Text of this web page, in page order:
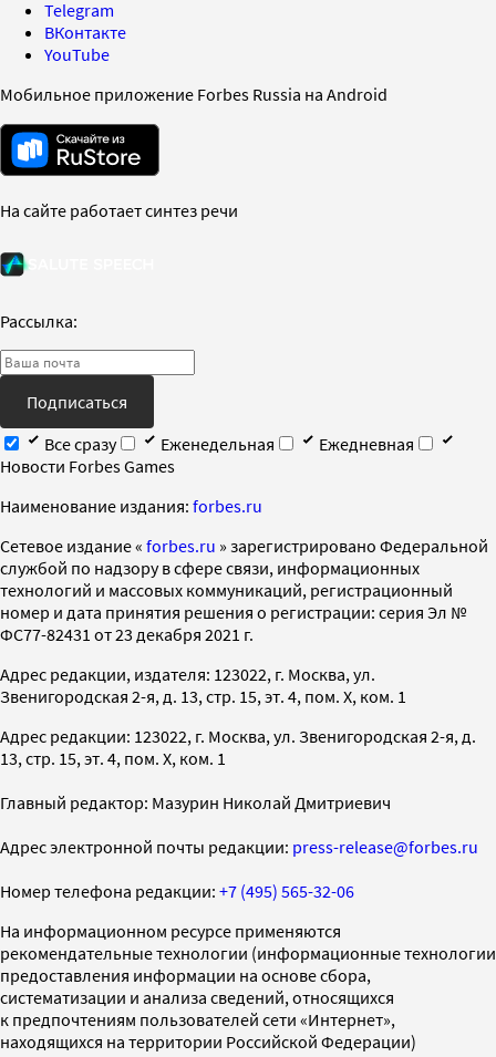
Telegram
ВКонтакте
YouTube
Мобильное приложение Forbes Russia на Android
На сайте работает синтез речи
Рассылка:
Подписаться
Все сразу
Еженедельная
Ежедневная
Новости Forbes Games
Наименование издания: forbes.ru
Cетевое издание « forbes.ru » зарегистрировано Федеральной
службой по надзору в сфере связи, информационных
технологий и массовых коммуникаций, регистрационный
номер и дата принятия решения о регистрации: серия Эл №
ФС77-82431 от 23 декабря 2021 г.
Адрес редакции, издателя: 123022, г. Москва, ул.
Звенигородская 2-я, д. 13, стр. 15, эт. 4, пом. X, ком. 1
Адрес редакции: 123022, г. Москва, ул. Звенигородская 2-я, д.
13, стр. 15, эт. 4, пом. X, ком. 1
Главный редактор: Мазурин Николай Дмитриевич
Адрес электронной почты редакции: press-release@forbes.ru
Номер телефона редакции: +7 (495) 565-32-06
На информационном ресурсе применяются
рекомендательные технологии (информационные технологии
предоставления информации на основе сбора,
систематизации и анализа сведений, относящихся
к предпочтениям пользователей сети «Интернет»,
находящихся на территории Российской Федерации)